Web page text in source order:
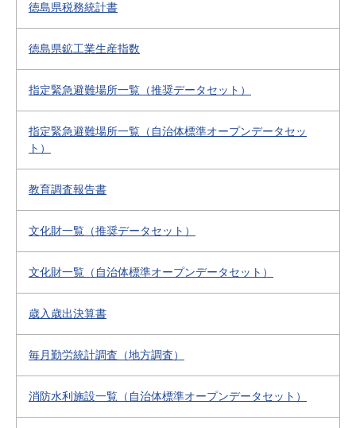
徳島県税務統計書
徳島県鉱工業生産指数
指定緊急避難場所一覧（推奨データセット）
指定緊急避難場所一覧（自治体標準オープンデータセッ
ト）
教育調査報告書
文化財一覧（推奨データセット）
文化財一覧（自治体標準オープンデータセット）
歳入歳出決算書
毎月勤労統計調査（地方調査）
消防水利施設一覧（自治体標準オープンデータセット）